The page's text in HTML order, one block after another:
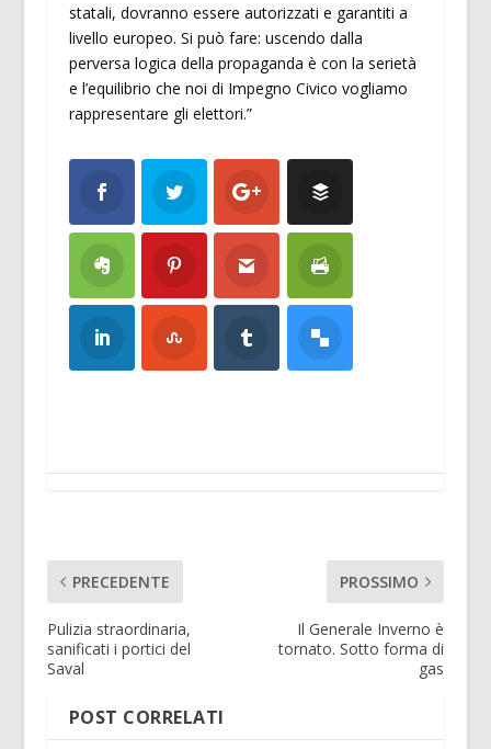
statali, dovranno essere autorizzati e garantiti a
livello europeo. Si può fare: uscendo dalla
perversa logica della propaganda è con la serietà
e l’equilibrio che noi di Impegno Civico vogliamo
rappresentare gli elettori.”
PRECEDENTE
Pulizia straordinaria,
sanificati i portici del
Saval
PROSSIMO
Il Generale Inverno è
tornato. Sotto forma di
gas
POST CORRELATI